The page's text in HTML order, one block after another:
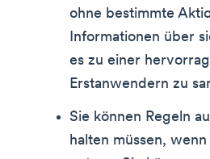
ohne bestimmte
Informationen über
es zu einer
Erstanwendern zu
Sie können Regeln
halten müssen,